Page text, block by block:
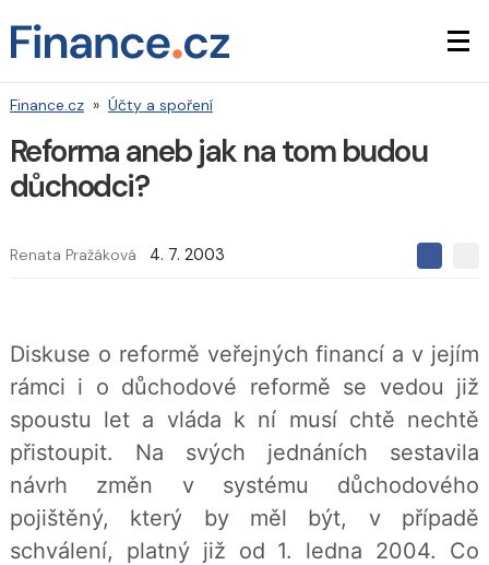
Finance.cz » Účty a spoření
Reforma aneb jak na tom budou
důchodci?
Renata Pražáková 4. 7. 2003
S
l
e
t
S
t
e
a
a
e
o
o
j
e
a
í
i
Diskuse o reformě veřejných financí a v jejím
rámci i o důchodové reformě se vedou již
spoustu let a vláda k ní musí chtě nechtě
přistoupit. Na svých jednáních sestavila
návrh změn v systému důchodového
pojištěný, který by měl být, v případě
schválení, platný již od 1. ledna 2004. Co